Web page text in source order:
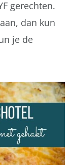
gerechten.
dan kun
je de